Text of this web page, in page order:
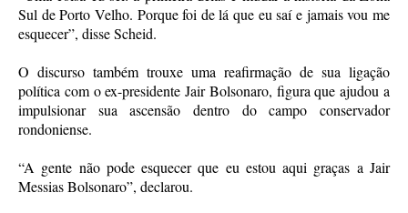
Sul de Porto Velho. Porque foi de lá que eu saí e jamais vou me
esquecer”, disse Scheid.
O discurso também trouxe uma reafirmação de sua ligação
política com o ex-presidente Jair Bolsonaro, figura que ajudou a
impulsionar sua ascensão dentro do campo conservador
rondoniense.
“A gente não pode esquecer que eu estou aqui graças a Jair
Messias Bolsonaro”, declarou.